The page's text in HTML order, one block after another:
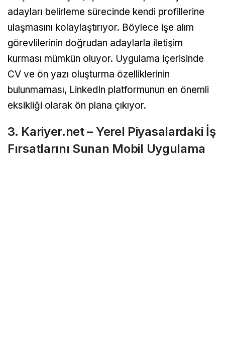
adayları belirleme sürecinde kendi profillerine
ulaşmasını kolaylaştırıyor. Böylece işe alım
görevlilerinin doğrudan adaylarla iletişim
kurması mümkün oluyor. Uygulama içerisinde
CV ve ön yazı oluşturma özelliklerinin
bulunmaması, LinkedIn platformunun en önemli
eksikliği olarak ön plana çıkıyor.
3. Kariyer.net – Yerel Piyasalardaki İş
Fırsatlarını Sunan Mobil Uygulama